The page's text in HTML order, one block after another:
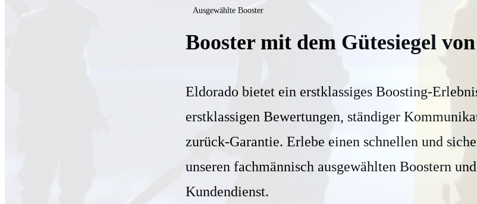
Ausgewählte Booster
Booster mit dem Gütesiegel
Eldorado bietet ein erstklassiges Boosting-
erstklassigen Bewertungen, ständiger
zurück-Garantie. Erlebe einen schnellen und
unseren fachmännisch ausgewählten Boostern
Kundendienst.